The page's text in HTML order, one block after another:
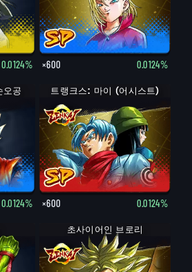
0.0124% ×600 0.0124%
오공
오공
0.0124%
트랭크스: 마이 (어시스트)
×600 0.0124%
초사이어인 브로리